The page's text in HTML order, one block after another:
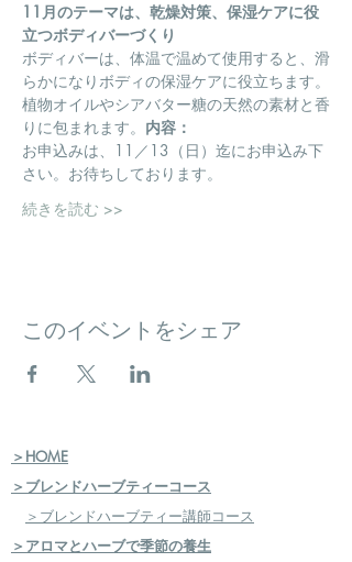
11月のテーマは、乾燥対策、保湿ケアに役
立つボディバーづくり
ボディバーは、体温で温めて使用すると、滑
らかになりボディの保湿ケアに役立ちます。
植物オイルやシアバター糖の天然の素材と香
りに包まれます。 内容：
お申込みは、11／13（日）迄にお申込み下
さい。お待ちしております。
続きを読む >>
このイベントをシェア
＞HOME
＞ブレンドハーブティーコース
＞ブレンドハーブティー講師コース
＞アロマとハーブで季節の養生